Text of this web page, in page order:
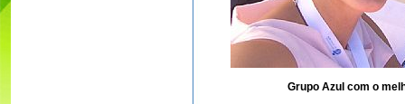
Grupo Azul com o